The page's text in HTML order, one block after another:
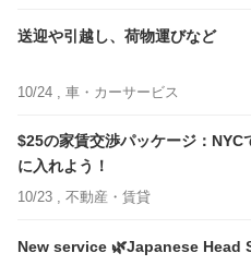
送迎や引越し、荷物運びなど
10/24 , 車・カーサービス
$25の家賃交渉パッケージ：NYC
に入れよう！
10/23 , 不動産・賃貸
New service 🌿Japanese Head